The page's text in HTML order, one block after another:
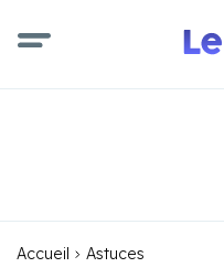
Accueil Astuces